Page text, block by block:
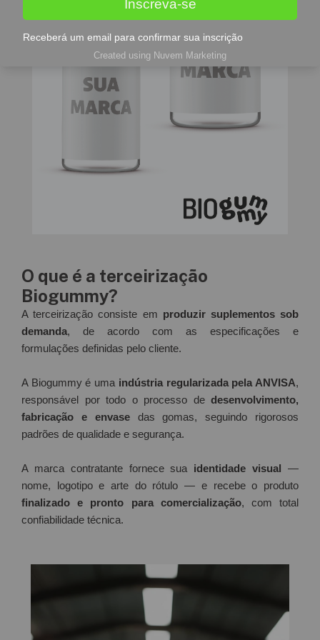
O que é a terceirização
Biogummy?
A terceirização consiste em produzir suplementos sob
demanda, de acordo com as especificações e
formulações definidas pelo cliente.
A Biogummy é uma indústria regularizada pela ANVISA,
responsável por todo o processo de desenvolvimento,
fabricação e envasedas gomas, seguindo rigorosos
padrões de qualidade e segurança.
A marca contratante fornece sua identidade visual —
nome, logotipo e arte do rótulo — e recebe o produto
finalizado e pronto para comercialização, com total
confiabilidade técnica.
Inscreva-se
Receberá um email para confirmar sua inscrição
Created using Nuvem Marketing